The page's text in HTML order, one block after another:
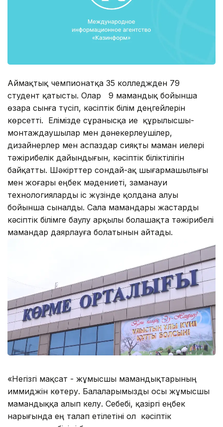
Аймақтық чемпионатқа 35 колледжден 79
студент қатысты. Олар 9 мамандық бойынша
өзара сынға түсіп, кәсіптік білім деңгейлерін
көрсетті. Елімізде сұранысқа ие құрылысшы-
монтаждаушылар мен дәнекерлеушілер,
дизайнерлер мен аспаздар сияқты маман иелері
тәжірибелік дайындығын, кәсіптік біліктілігін
байқатты. Шәкірттер сондай-ақ шығармашылығы
мен жоғары еңбек мәдениеті, заманауи
технологияларды іс жүзінде қолдана алуы
бойынша сыналды. Сала мамандары жастарды
кәсіптік білімге баулу арқылы болашақта тәжірибелі
мамандар даярлауға болатынын айтады.
«Негізгі мақсат - жұмысшы мамандықтарының
иммиджін көтеру. Балаларымызды осы жұмысшы
мамандыққа алып келу. Себебі, қазіргі еңбек
нарығында ең талап етілетіні ол кәсіптік